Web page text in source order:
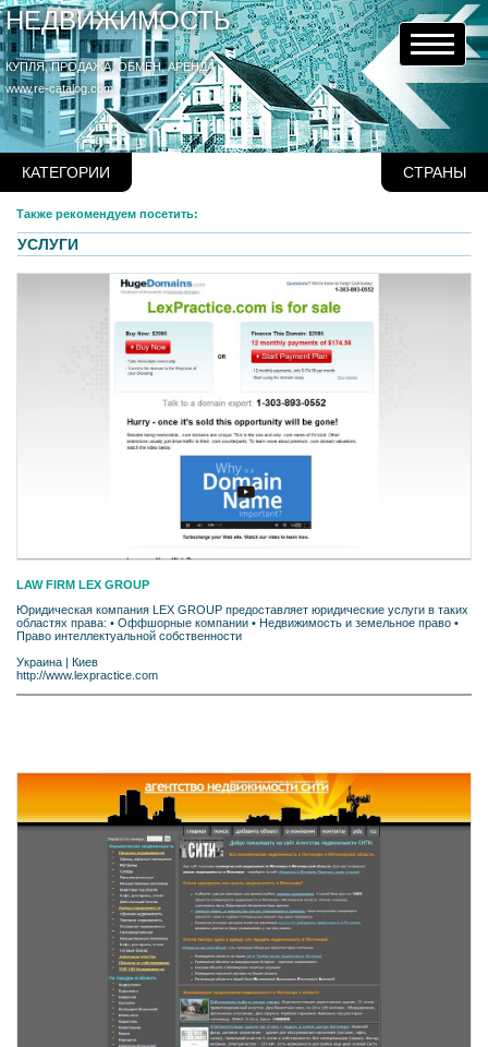
НЕДВИЖИМОСТЬ
КУПЛЯ, ПРОДАЖА, ОБМЕН, АРЕНДА
www.re-catalog.com
КАТЕГОРИИ СТРАНЫ
Также рекомендуем посетить:
УСЛУГИ
LAW FIRM LEX GROUP
Юридическая компания LEX GROUP предоставляет юридические услуги в таких
областях права: • Оффшорные компании • Недвижимость и земельное право •
Право интеллектуальной собственности
Украина
Киев
http://www.lexpractice.com